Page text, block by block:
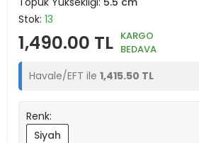
Stok: 13
1,490.00 TL KARGO
BEDAVA
Havale/EFT ile 1,415.50 TL
Renk:
Siyah